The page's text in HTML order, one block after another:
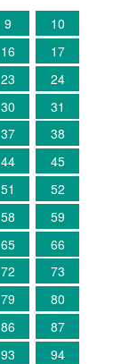
9
10
16
17
23
24
30
31
37
38
44
45
51
52
58
59
65
66
72
73
79
80
86
87
93
94